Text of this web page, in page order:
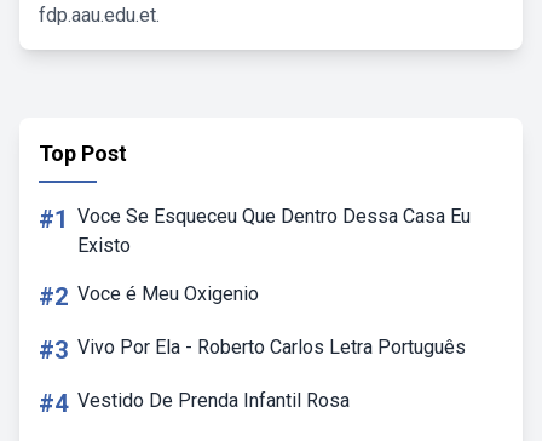
fdp.aau.edu.et.
Top Post
#1 Voce Se Esqueceu Que Dentro Dessa Casa Eu
Existo
#2 Voce é Meu Oxigenio
#3 Vivo Por Ela - Roberto Carlos Letra Português
#4 Vestido De Prenda Infantil Rosa